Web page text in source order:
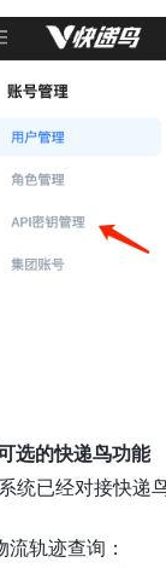
选的快递鸟功能
统已经对接快递
流轨迹查询：